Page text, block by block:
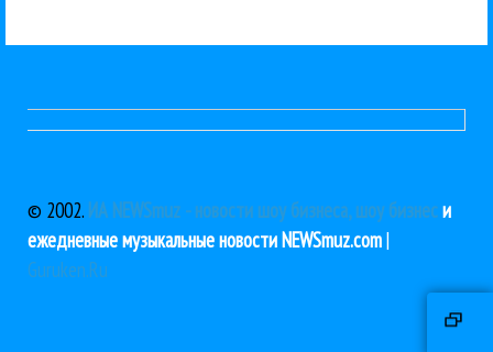
© 2002. ИА NEWSmuz - новости шоу бизнеса, шоу бизнеси
ежедневные музыкальные новости NEWSmuz.com|
Guruken.Ru